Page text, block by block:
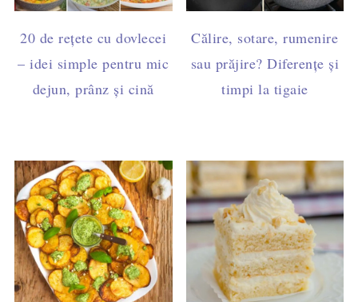
20 de rețete cu dovlecei
– idei simple pentru mic
dejun, prânz și cină
Călire, sotare, rumenire
sau prăjire? Diferențe și
timpi la tigaie